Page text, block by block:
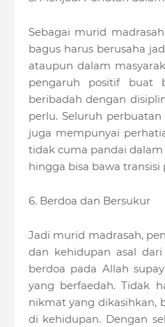
Sebagai murid
bagus harus berusaha
ataupun dalam
pengaruh positif buat
beribadah dengan
perlu. Seluruh
juga mempunyai
tidak cuma pandai
hingga bisa bawa
6. Berdoa dan Bersukur
Jadi murid madrasah,
dan kehidupan asal
berdoa pada Allah
yang berfaedah. Tidak
nikmat yang dikasihkan,
di kehidupan. Dengan